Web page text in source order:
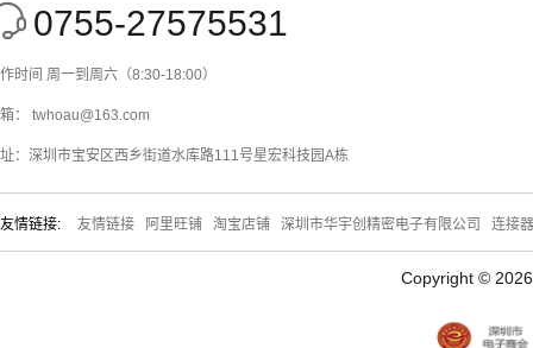
0755-27575531
时间 周一到周六（8:30-18:00）
： twhoau@163.com
：深圳市宝安区西乡街道水库路111号星宏科技园A栋
友情链接: 友情链接 阿里旺铺 淘宝店铺 深圳市华宇创精密电子有限公司 连接
Copyright ©